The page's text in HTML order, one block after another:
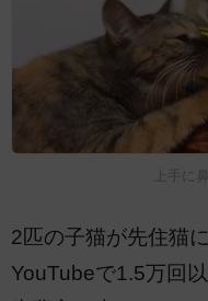
上手に
2匹の子猫が先住猫
YouTubeで1.5万回